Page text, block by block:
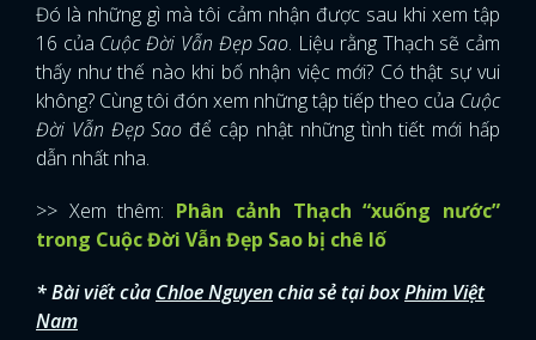
Đó là những gì mà tôi cảm nhận được sau khi xem tập
16 của Cuộc Đời Vẫn Đẹp Sao. Liệu rằng Thạch sẽ cảm
thấy như thế nào khi bố nhận việc mới? Có thật sự vui
không? Cùng tôi đón xem những tập tiếp theo của Cuộc
Đời Vẫn Đẹp Sao để cập nhật những tình tiết mới hấp
dẫn nhất nha.
>> Xem thêm: Phân cảnh Thạch “xuống nước”
trong Cuộc Đời Vẫn Đẹp Sao bị chê lố
* Bài viết của Chloe Nguyenchia sẻ tại boxPhim Việt
Nam